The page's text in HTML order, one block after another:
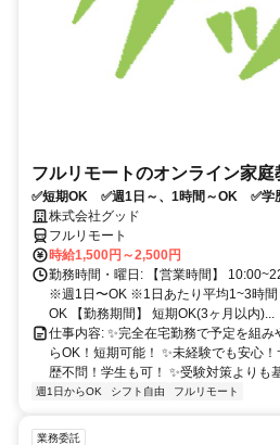
フルリモートのオンライン家庭
✅短期OK ✅週1日～、1時間～OK ✅学
多数活躍中！
株式会社グッド
フルリモート
時給1,500円～2,500円
勤務時間・曜日: 【営業時間】
※週1日〜OK ※1日あたり平均1~3時
OK 【勤務期間】 短期OK(3ヶ月以内)...
仕事内容: ✨完全在宅勤務で予定を組
らOK！短期可能！ ✨未経験でも安心
歴不問！学生も可！ ✨受験対策よりも
週1日からOK シフト自由 フルリモート
業務委託